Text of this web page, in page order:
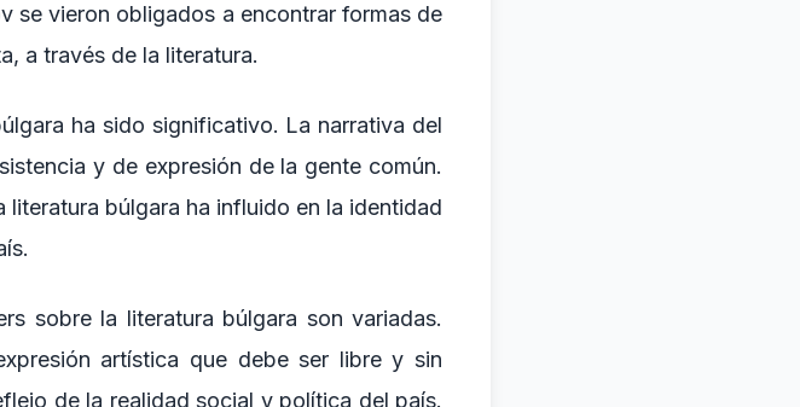
se vieron obligados a encontrar formas de
a través de la literatura.
ha sido significativo. La narrativa del
y de expresión de la gente común.
búlgara ha influido en la identidad
sobre la literatura búlgara son variadas.
artística que debe ser libre y sin
de la realidad social y política del país.